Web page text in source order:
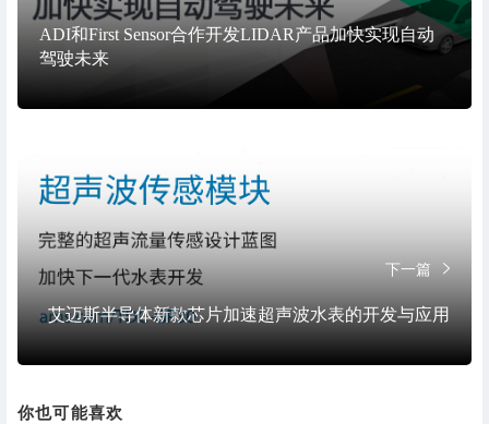
ADI和First Sensor合作开发LIDAR产品加快实现自动
驾驶未来
下一篇
艾迈斯半导体新款芯片加速超声波水表的开发与应用
你也可能喜欢